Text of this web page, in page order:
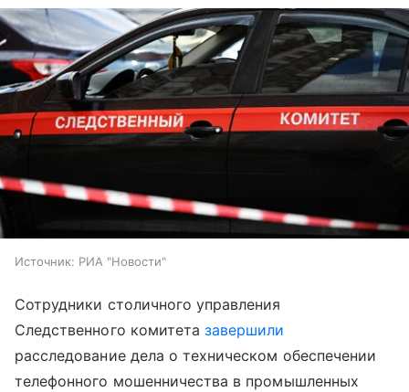
Источник: РИА "Новости"
Сотрудники столичного управления
Следственного комитетазавершили
расследование дела о техническом обеспечении
телефонного мошенничества в промышленных